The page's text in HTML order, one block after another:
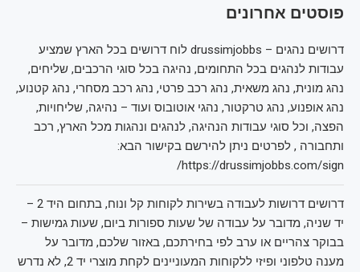
פוסטים אחרונים
דרושים נהגים – drussimjobbs לוח דרושים בכל הארץ שמציע
עבודות לנהגים בכל התחומים, נהיגה בכל סוגי הרכבים, שליחים,
נהג מונית, נהג משאית, נהג רכב פרטי, נהג רכב מסחרי, נהג קטנוע,
נהג אופנוע, נהג טרקטור, נהגי אוטובוס ועוד – נהיגה, שליחויות,
הפצה, וכל סוגי עבודות הנהיגה, לנהגים ונהגות מכל הארץ, רכב
ותחבורה , לפרטים ניתן להירשם בקישור הבא:
https://drussimjobbs.com/sign/
דרושים דרושות לעבודה בשירות לקוחות קל ונוח, בתחום היד 2 –
יד שניה, מדובר על עבודה של שעות ספורות ביום, שעות גמישות –
בבוקר צהריים או ערב לפי בחירתכם, באזור שלכם, מדובר על
מענה טלפוני ופיזי ללקוחות המעוניינים לקחת מוצרי יד 2, לא נדרש